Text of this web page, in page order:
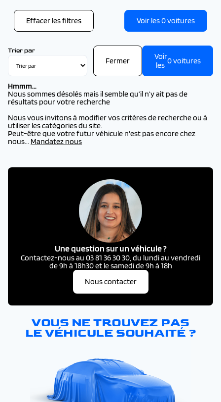
OMODA - JAECOO (1)
OPEL (1)
PEUGEOT (12)
SEAT (1)
Effacer les filtres Voir les0voitures
Trier par
Fermer
Voir
les 0voitures
Hmmm...
Nous sommes désolés mais il semble qu’il n’y ait pas de
résultats pour votre recherche
Nous vous invitons à modifier vos critères de recherche ou à
utiliser les catégories du site.
Peut-être que votre futur véhicule n'est pas encore chez
nous... Mandatez nous
Une question sur un véhicule ?
Contactez-nous au 03 81 36 30 30, du lundi au vendredi
de 9h à 18h30 et le samedi de 9h à 18h
Nous contacter
VOUS NE TROUVEZ PAS
LE VÉHICULE SOUHAITÉ ?